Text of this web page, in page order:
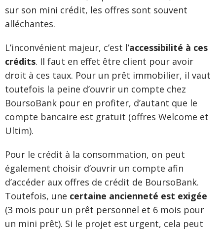
sur son mini crédit, les offres sont souvent
alléchantes.
L’inconvénient majeur, c’est l’accessibilité à ces
crédits. Il faut en effet être client pour avoir
droit à ces taux. Pour un prêt immobilier, il vaut
toutefois la peine d’ouvrir un compte chez
BoursoBank pour en profiter, d’autant que le
compte bancaire est gratuit (offres Welcome et
Ultim).
Pour le crédit à la consommation, on peut
également choisir d’ouvrir un compte afin
d’accéder aux offres de crédit de BoursoBank.
Toutefois, une certaine ancienneté est exigée
(3 mois pour un prêt personnel et 6 mois pour
un mini prêt). Si le projet est urgent, cela peut